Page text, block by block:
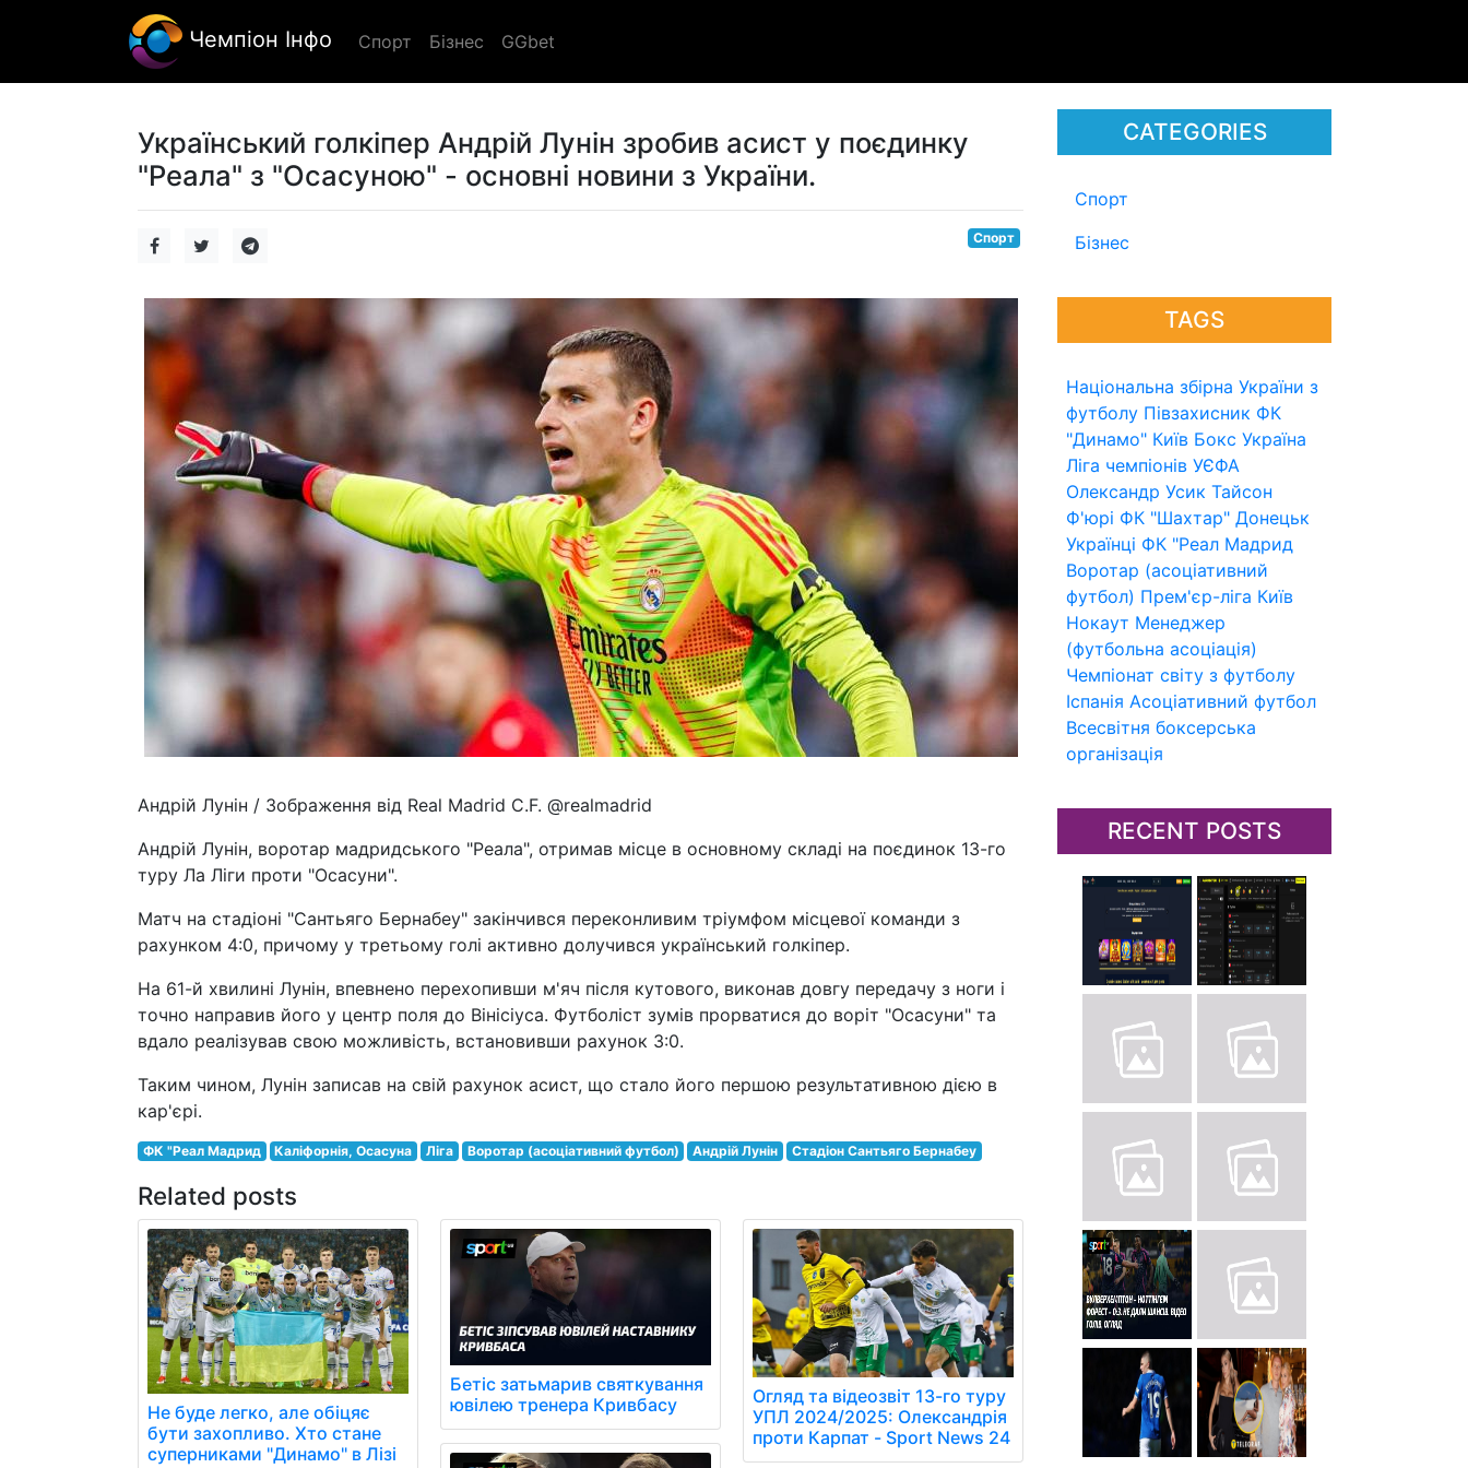
Чемпіон Інфо Спорт Бізнес GGbet
CATEGORIES
Спорт
Бізнес
TAGS
Національна збірна України з
футболу Півзахисник ФК
"Динамо" Київ Бокс Україна
Ліга чемпіонів УЄФА
Олександр Усик Тайсон
Ф'юрі ФК "Шахтар" Донецьк
Українці ФК "Реал Мадрид
Воротар (асоціативний
футбол) Прем'єр-ліга Київ
Нокаут Менеджер
(футбольна асоціація)
Чемпіонат світу з футболу
Іспанія Асоціативний футбол
Всесвітня боксерська
організація
RECENT POSTS
Український голкіпер Андрій Лунін зробив асист у поєдинку
"Реала" з "Осасуною" - основні новини з України.
Спорт
Андрій Лунін / Зображення від Real Madrid C.F. @realmadrid
Андрій Лунін, воротар мадридського "Реала", отримав місце в основному складі на поєдинок 13-го
туру Ла Ліги проти "Осасуни".
Матч на стадіоні "Сантьяго Бернабеу" закінчився переконливим тріумфом місцевої команди з
рахунком 4:0, причому у третьому голі активно долучився український голкіпер.
На 61-й хвилині Лунін, впевнено перехопивши м'яч після кутового, виконав довгу передачу з ноги і
точно направив його у центр поля до Вінісіуса. Футболіст зумів прорватися до воріт "Осасуни" та
вдало реалізував свою можливість, встановивши рахунок 3:0.
Таким чином, Лунін записав на свій рахунок асист, що стало його першою результативною дією в
кар'єрі.
ФК "Реал Мадрид Каліфорнія, Осасуна Ліга Воротар (асоціативний футбол) Андрій Лунін Стадіон Сантьяго Бернабеу
Related posts
Не буде легко, але обіцяє
бути захопливо. Хто стане
суперниками "Динамо" в Лізі
Бетіс затьмарив святкування
ювілею тренера Кривбасу
Огляд та відеозвіт 13-го туру
УПЛ 2024/2025: Олександрія
проти Карпат - Sport News 24